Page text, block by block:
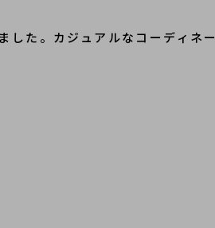
した。カジュアルなコーディネー